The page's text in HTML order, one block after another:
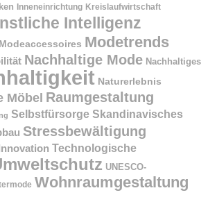
Inneneinrichtung Kreislaufwirtschaft
Intelligenz
Modeaccessoires Modetrends
Nachhaltige Mode Nachhaltiges
Naturerlebnis
Möbel Raumgestaltung
Selbstfürsorge Skandinavisches
Stressbewältigung
Technologische
UNESCO-
Wohnraumgestaltung